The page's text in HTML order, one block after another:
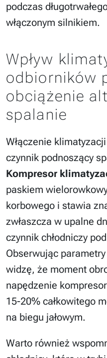
podczas
włączonym silnikiem.
Wpływ
odbiorników
obciążenie
spalanie
Włączenie
czynnik podnoszący
Kompresor
paskiem
korbowego i stawia
zwłaszcza w upalne
czynnik chłodniczy
Obserwując
widzę, że moment
napędzenie
15-20% całkowitego
na biegu jałowym.
Warto również